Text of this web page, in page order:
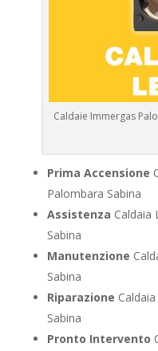
Caldaie Immergas
Prima Accensione
Palombara Sabina
Assistenza Caldaia
Sabina
Manutenzione
Sabina
Riparazione
Sabina
Pronto Intervento